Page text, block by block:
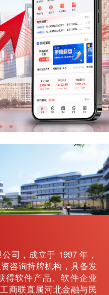
司，成立于 1997 年，
咨询持牌机构，具备发
得软件产品、软件企业
商联直属河北金融与民